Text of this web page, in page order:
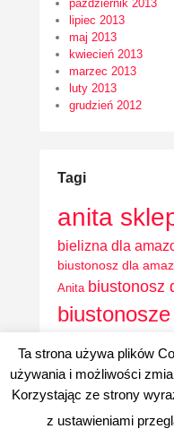
październik 2013
lipiec 2013
maj 2013
kwiecień 2013
marzec 2013
luty 2013
grudzień 2012
Tagi
anita
bielizna dla
biustonosz dla
Anita biustonosz
biustonosze
biustonosze
biustonosze
Ta strona używa plików
używania i możliwości
Korzystając ze strony
z ustawieniami